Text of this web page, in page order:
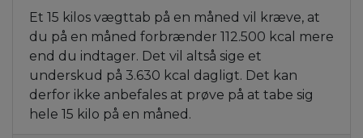
Et 15 kilos vægttab på en måned vil kræve, at
du på en måned forbrænder 112.500 kcal mere
end du indtager. Det vil altså sige et
underskud på 3.630 kcal dagligt. Det kan
derfor ikke anbefales at prøve på at tabe sig
hele 15 kilo på en måned.